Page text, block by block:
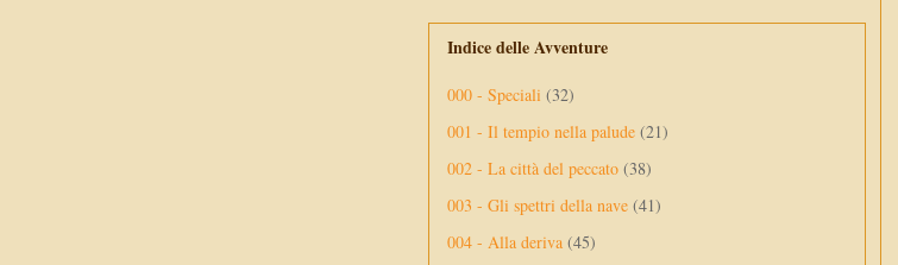
Indice delle Avventure
000 - Speciali (32)
001 - Il tempio nella palude (21)
002 - La città del peccato (38)
003 - Gli spettri della nave (41)
004 - Alla deriva (45)